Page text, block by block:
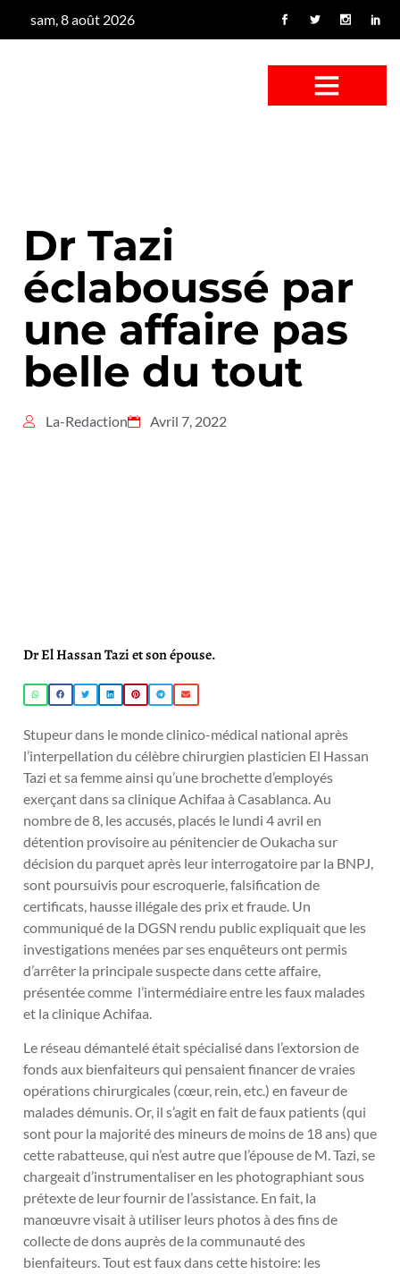
sam, 8 août 2026
Dr Tazi
éclaboussé par
une affaire pas
belle du tout
La-Redaction Avril 7, 2022
Dr El Hassan Tazi et son épouse.
Stupeur dans le monde clinico-médical national après
l’interpellation du célèbre chirurgien plasticien El Hassan
Tazi et sa femme ainsi qu’une brochette d’employés
exerçant dans sa clinique Achifaa à Casablanca. Au
nombre de 8, les accusés, placés le lundi 4 avril en
détention provisoire au pénitencier de Oukacha sur
décision du parquet après leur interrogatoire par la BNPJ,
sont poursuivis pour escroquerie, falsification de
certificats, hausse illégale des prix et fraude. Un
communiqué de la DGSN rendu public expliquait que les
investigations menées par ses enquêteurs ont permis
d’arrêter la principale suspecte dans cette affaire,
présentée comme l’intermédiaire entre les faux malades
et la clinique Achifaa.
Le réseau démantelé était spécialisé dans l’extorsion de
fonds aux bienfaiteurs qui pensaient financer de vraies
opérations chirurgicales (cœur, rein, etc.) en faveur de
malades démunis. Or, il s’agit en fait de faux patients (qui
sont pour la majorité des mineurs de moins de 18 ans) que
cette rabatteuse, qui n’est autre que l’épouse de M. Tazi, se
chargeait d’instrumentaliser en les photographiant sous
prétexte de leur fournir de l’assistance. En fait, la
manœuvre visait à utiliser leurs photos à des fins de
collecte de dons auprès de la communauté des
bienfaiteurs. Tout est faux dans cette histoire: les